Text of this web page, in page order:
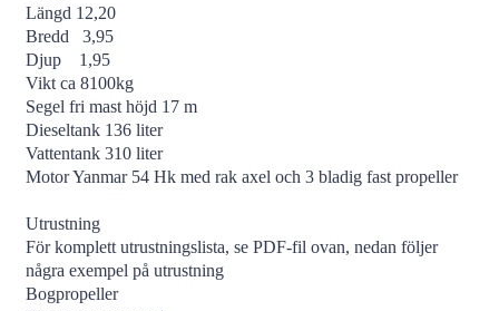
Längd 12,20
Bredd 3,95
Djup 1,95
Vikt ca 8100kg
Segel fri mast höjd 17 m
Dieseltank 136 liter
Vattentank 310 liter
Motor Yanmar 54 Hk med rak axel och 3 bladig fast propeller
Utrustning
För komplett utrustningslista, se PDF-fil ovan, nedan följer
några exempel på utrustning
Bogpropeller